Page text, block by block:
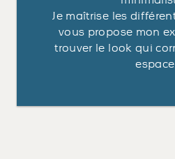
Je maîtrise les
vous propose mon
trouver le look qui